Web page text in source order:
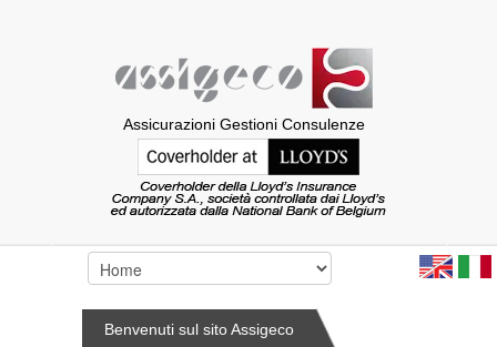
Assicurazioni Gestioni Consulenze
Benvenuti sul sito Assigeco